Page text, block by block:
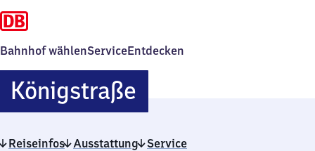
Bahnhof wählenServiceEntdecken
KönigstraßeKönigstraße
Reiseinfos Ausstattung Service